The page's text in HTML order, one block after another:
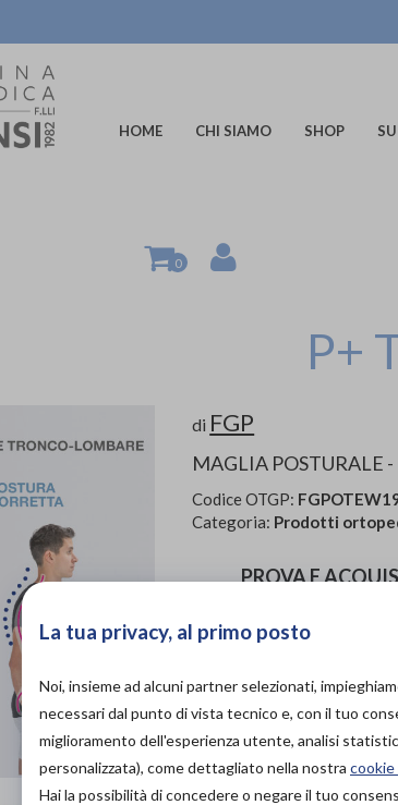
HOME CHI SIAMO SHOP
0
P+
di FGP
MAGLIA POSTURALE
Codice OTGP:
Categoria: Prodotti
PROVA E
194,00€
NEGOZIO
NON
ACQUISTA
DA194,00€
La tua privacy, al primo posto
Noi, insieme ad alcuni partner selezionati,
necessari dal punto di vista tecnico e, con il tuo
miglioramento dell'esperienza utente, analisi
personalizzata), come dettagliato nella nostra cookie
Hai la possibilità di concedere o negare il tuo